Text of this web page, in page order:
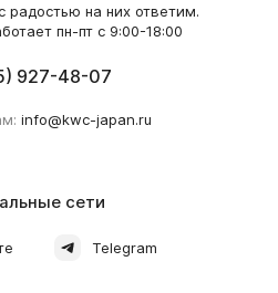
радостью на них ответим.
пн-пт с 9:00-18:00
927-48-07
info@kwc-japan.ru
сети
Telegram